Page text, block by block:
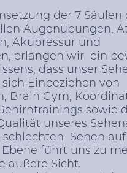
der 7
Augenübungen,
Akupressur und
erlangen wir ein
dass unser
Einbeziehen von
Brain Gym,
sowie
unseres
Sehen
führt uns zu
äußere Sicht.